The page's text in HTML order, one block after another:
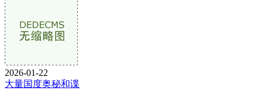
2026-01-22
大量国度奥秘和谍